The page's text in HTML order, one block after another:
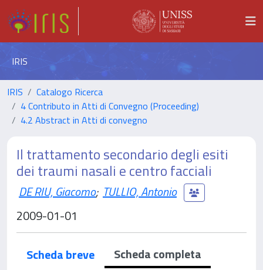
IRIS
IRIS
Catalogo Ricerca
4 Contributo in Atti di Convegno (Proceeding)
4.2 Abstract in Atti di convegno
Il trattamento secondario degli esiti
dei traumi nasali e centro facciali
DE RIU, Giacomo; TULLIO, Antonio
2009-01-01
Scheda breve
Scheda completa